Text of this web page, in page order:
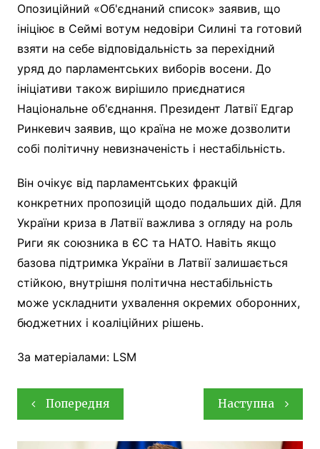
Опозиційний «Об'єднаний список» заявив, що
ініціює в Сеймі вотум недовіри Силині та готовий
взяти на себе відповідальність за перехідний
уряд до парламентських виборів восени. До
ініціативи також вирішило приєднатися
Національне об'єднання. Президент Латвії Едгар
Ринкевич заявив, що країна не може дозволити
собі політичну невизначеність і нестабільність.
Він очікує від парламентських фракцій
конкретних пропозицій щодо подальших дій. Для
України криза в Латвії важлива з огляду на роль
Риги як союзника в ЄС та НАТО. Навіть якщо
базова підтримка України в Латвії залишається
стійкою, внутрішня політична нестабільність
може ускладнити ухвалення окремих оборонних,
бюджетних і коаліційних рішень.
За матеріалами: LSM
Навігація
записів
Попередня Наступна